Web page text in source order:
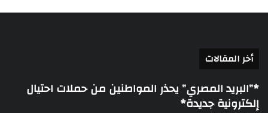
أخر المقالات
*”البريد المصري” يحذر المواطنين من حملات احتيال
إلكترونية جديدة*